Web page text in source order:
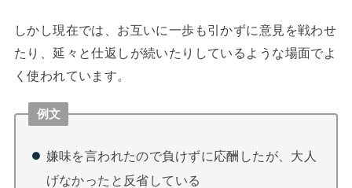
しかし現在では、お互いに一歩も引かずに意見を戦わせ
たり、延々と仕返しが続いたりしているような場面でよ
く使われています。
例文
嫌味を言われたので負けずに応酬したが、大人
げなかったと反省している